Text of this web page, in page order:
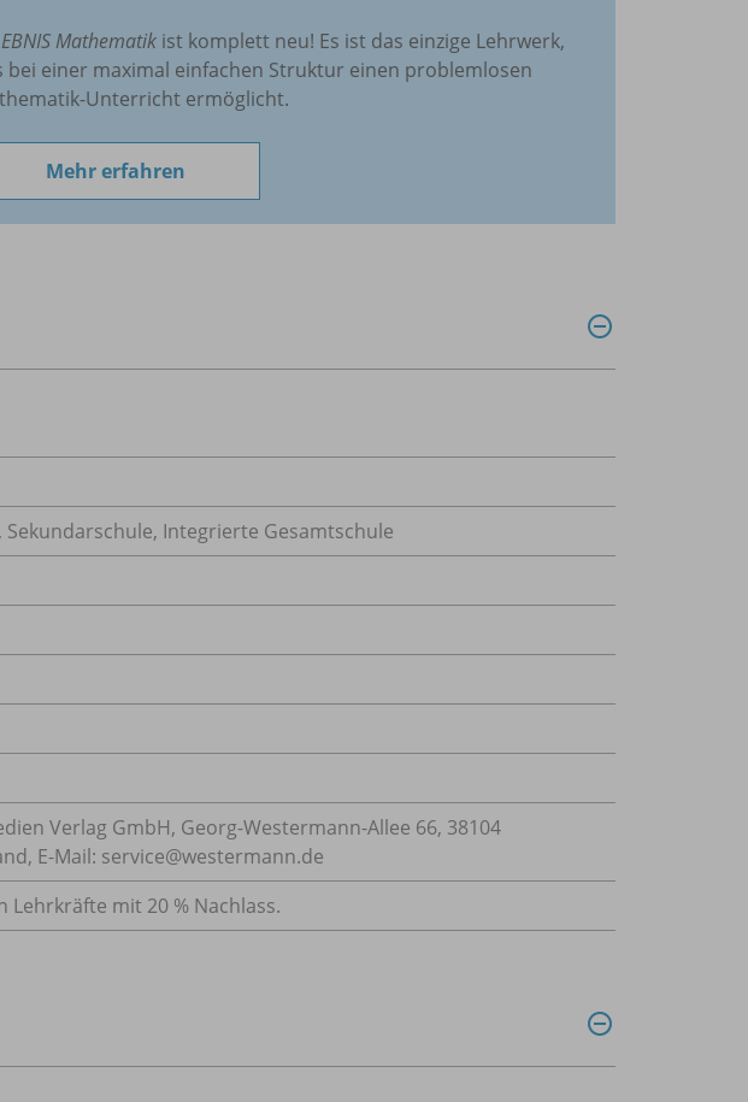
Mathematik ist komplett neu! Es ist das einzige Lehrwerk,
bei einer maximal einfachen Struktur einen problemlosen
Unterricht ermöglicht.
Mehr erfahren
Sekundarschule, Integrierte Gesamtschule
Verlag GmbH, Georg-Westermann-Allee 66, 38104
E-Mail: service@westermann.de
mit 20 % Nachlass.